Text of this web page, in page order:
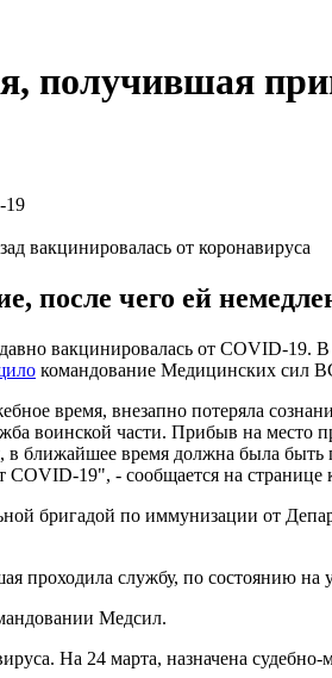
получившая
вакцинировалась от коронавируса
после чего ей
вакцинировалась от COVID-19.
командование Медицинских сил
время, внезапно потеряла
воинской части. Прибыв на
ближайшее время должна была
19", - сообщается на
бригадой по иммунизации от
проходила службу, по состоянию на
Медсил.
На 24 марта, назначена судебно-